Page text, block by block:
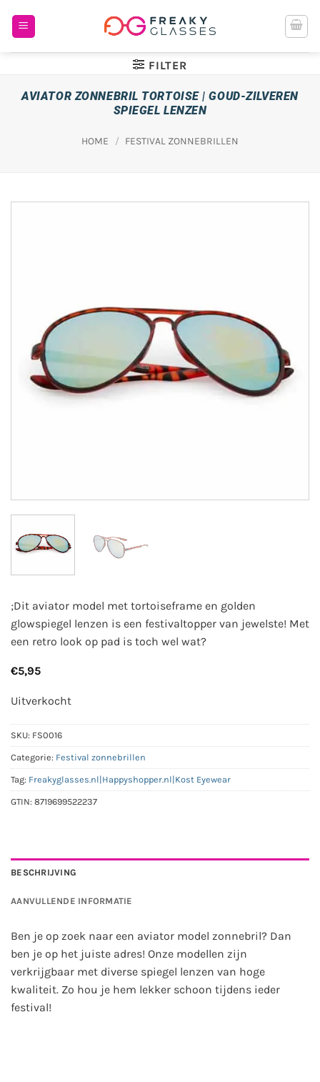
naar
FILTER
AVIATOR ZONNEBRIL TORTOISE | GOUD-ZILVEREN
SPIEGEL LENZEN
HOME / FESTIVAL ZONNEBRILLEN
;Dit aviator model met tortoiseframe en golden
glowspiegel lenzen is een festivaltopper van jewelste! Met
een retro look op pad is toch wel wat?
€5,95
Uitverkocht
SKU: FS0016
Categorie: Festival zonnebrillen
Tag: Freakyglasses.nl|Happyshopper.nl|Kost Eyewear
GTIN: 8719699522237
BESCHRIJVING
AANVULLENDE INFORMATIE
Ben je op zoek naar een aviator model zonnebril? Dan
ben je op het juiste adres! Onze modellen zijn
verkrijgbaar met diverse spiegel lenzen van hoge
kwaliteit. Zo hou je hem lekker schoon tijdens ieder
festival!